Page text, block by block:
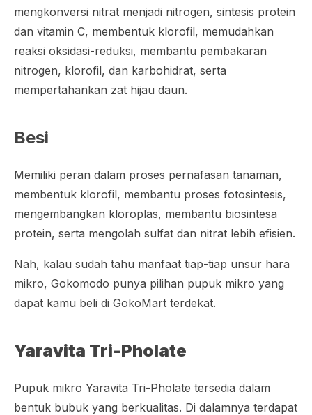
mengkonversi nitrat menjadi nitrogen, sintesis protein
dan vitamin C, membentuk klorofil, memudahkan
reaksi oksidasi-reduksi, membantu pembakaran
nitrogen, klorofil, dan karbohidrat, serta
mempertahankan zat hijau daun.
Besi
Memiliki peran dalam proses pernafasan tanaman,
membentuk klorofil, membantu proses fotosintesis,
mengembangkan kloroplas, membantu biosintesa
protein, serta mengolah sulfat dan nitrat lebih efisien.
Nah, kalau sudah tahu manfaat tiap-tiap unsur hara
mikro, Gokomodo punya pilihan pupuk mikro yang
dapat kamu beli di GokoMart terdekat.
Yaravita Tri-Pholate
Pupuk mikro Yaravita Tri-Pholate tersedia dalam
bentuk bubuk yang berkualitas. Di dalamnya terdapat